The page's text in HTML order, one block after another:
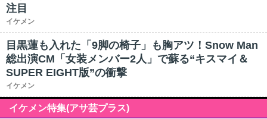
注目
イケメン
目黒蓮も入れた「9脚の椅子」も胸アツ！Snow Man
総出演CM「女装メンバー2人」で蘇る“キスマイ＆
SUPER EIGHT版”の衝撃
イケメン
イケメン特集(アサ芸プラス)